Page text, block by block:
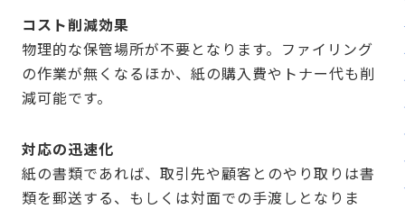
コスト削減効果
物理的な保管場所が不要となります。ファイリング
の作業が無くなるほか、紙の購入費やトナー代も削
減可能です。
対応の迅速化
紙の書類であれば、取引先や顧客とのやり取りは書
類を郵送する、もしくは対面での手渡しとなりま